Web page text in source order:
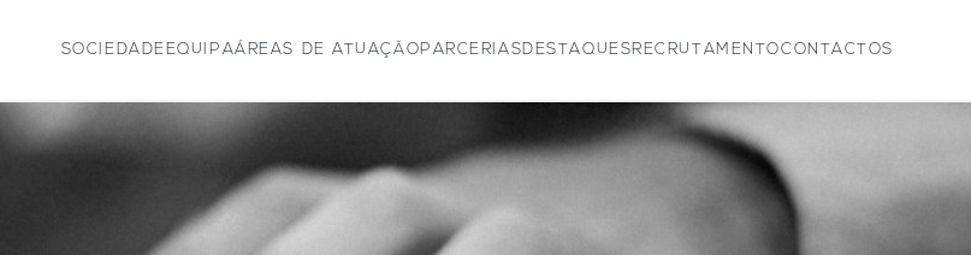
SOCIEDADE EQUIPAÁREAS DE ATUAÇÃOPARCERIASDESTAQUESRECRUTAMENTOCONTACTOS